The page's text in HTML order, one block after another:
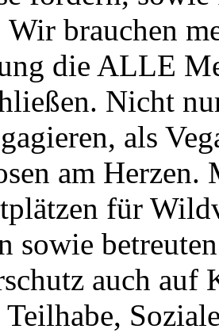
brauchen
die ALLE
Nicht
als
am Herzen.
für
sowie
auch auf
Teilhabe,